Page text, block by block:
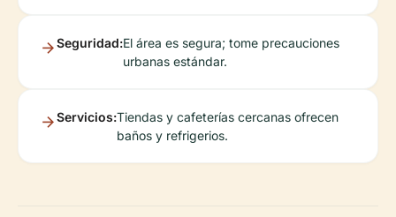
Seguridad:El área es segura; tome precauciones
urbanas estándar.
Servicios:Tiendas y cafeterías cercanas ofrecen
baños y refrigerios.